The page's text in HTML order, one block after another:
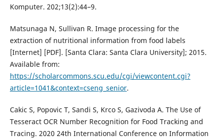
Komputer. 202;13(2):44–9.
Matsunaga N, Sullivan R. Image processing for the
extraction of nutritional information from food labels
[Internet] [PDF]. [Santa Clara: Santa Clara University]; 2015.
Available from:
https://scholarcommons.scu.edu/cgi/viewcontent.cgi?
article=1041&context=cseng_senior.
Cakic S, Popovic T, Sandi S, Krco S, Gazivoda A. The Use of
Tesseract OCR Number Recognition for Food Tracking and
Tracing. 2020 24th International Conference on Information